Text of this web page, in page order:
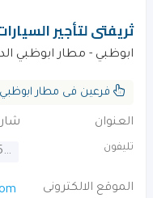
ثريفتى لتأجير
ابوظبي - مطار ابوظبي
فرعين فى مطار ابوظبي
العنوان
تليفون 024455011
الموقع الالكترونى